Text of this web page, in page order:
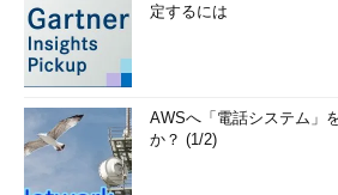
定するには
AWSへ「電話システム」
か？ (1/2)